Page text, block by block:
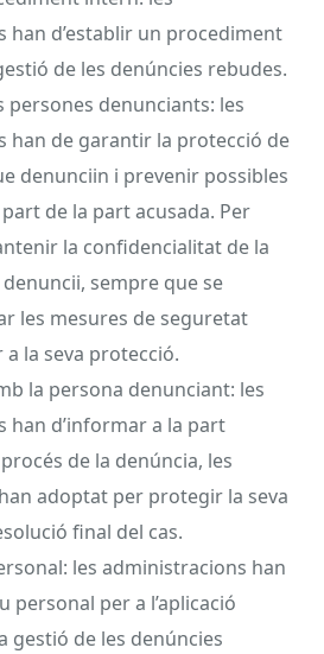
han d’establir un procediment
de les denúncies rebudes.
persones denunciants: les
han de garantir la protecció de
denunciin i prevenir possibles
de la part acusada. Per
la confidencialitat de la
sempre que se
les mesures de seguretat
a la seva protecció.
la persona denunciant: les
han d’informar a la part
de la denúncia, les
adoptat per protegir la seva
final del cas.
les administracions han
personal per a l’aplicació
gestió de les denúncies